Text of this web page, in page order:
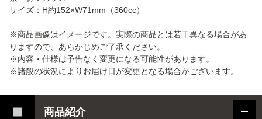
サイズ：H約152×W71mm（360cc）
※商品画像はイメージです。実際の商品とは若干異なる場合があ
りますので、あらかじめご了承ください。
※内容・仕様は予告なく変更になる可能性があります。
※諸般の状況によりお届け日が変更となる場合がございます。
商品紹介